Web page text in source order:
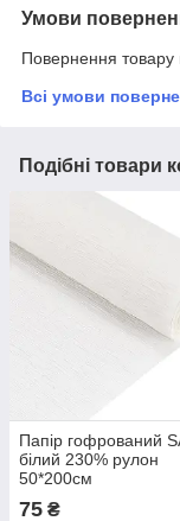
Умови
Повернення товару
Всі умови
Подібні товари
Папір гофрований
білий 230% рулон
50*200см
75 ₴